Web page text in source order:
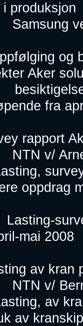
produksjon
og
Aker
fra
rapport
NTN v/
oppdrag
Lasting-
mai 2008
av kran
NTN v/
av
av